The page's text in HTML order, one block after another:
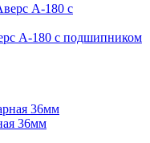
А-180 с подшипником
36мм